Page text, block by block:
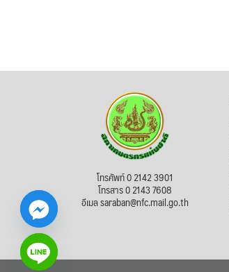
โทรศัพท์ 0 2142 3901
โทรสาร 0 2143 7608
อีเมล saraban@nfc.mail.go.th